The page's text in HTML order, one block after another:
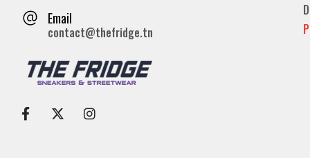
Email
contact@thefridge.tn